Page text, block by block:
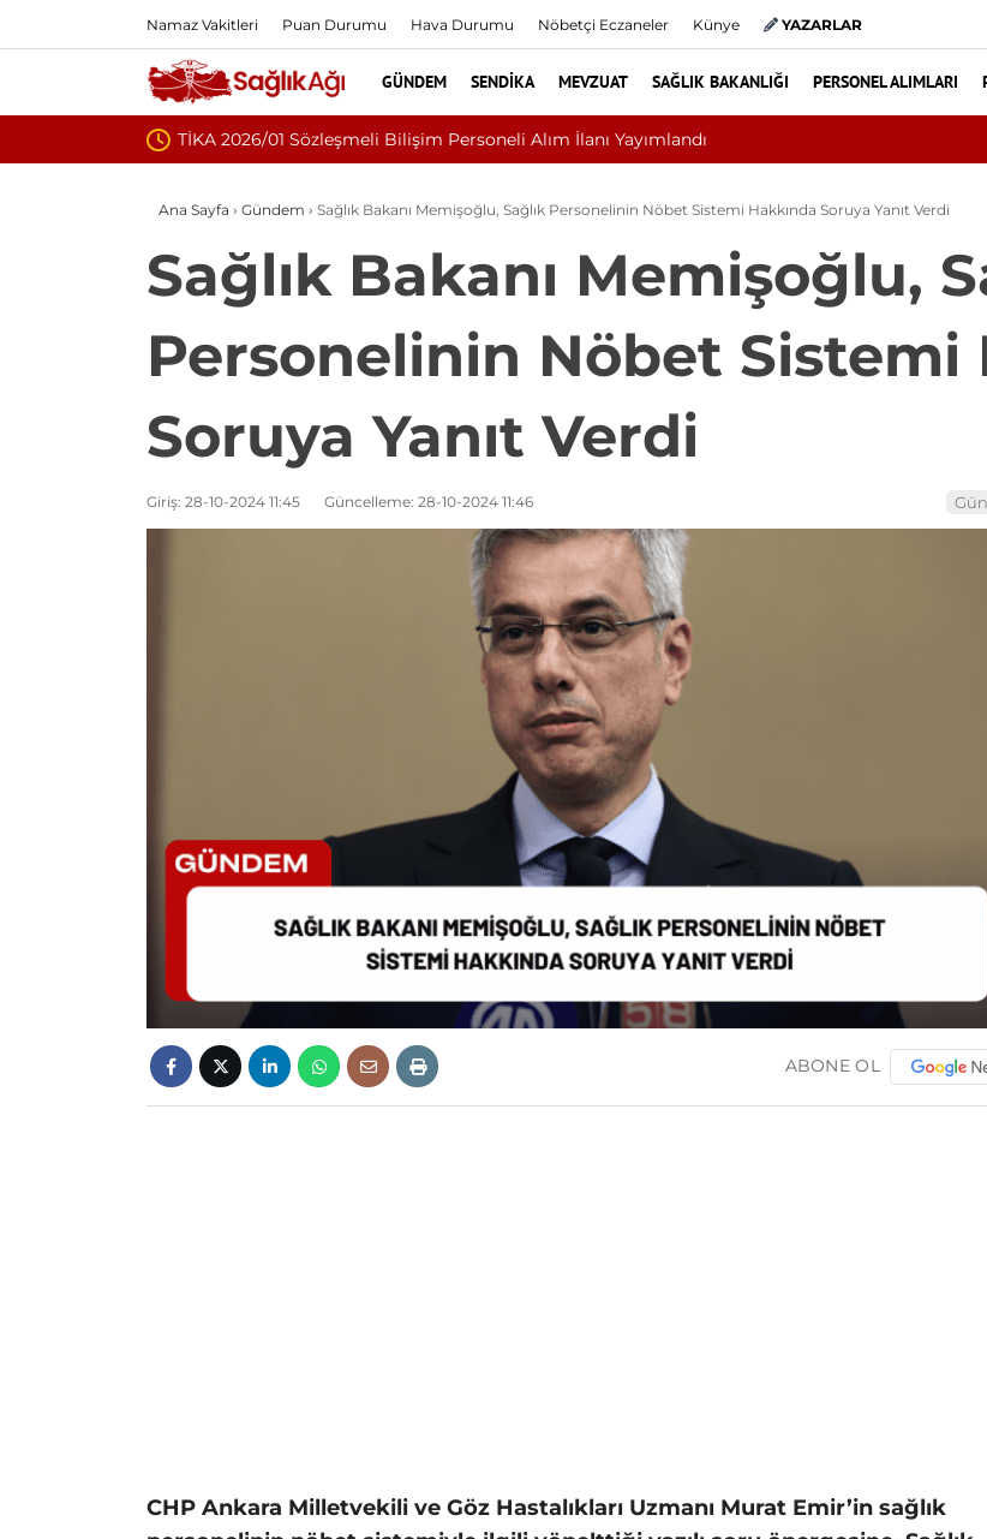
Namaz Vakitleri Puan Durumu Hava Durumu Nöbetçi Eczaneler Künye YAZARLAR
GÜNDEM SENDIKA MEVZUAT SAĞLIK BAKANLIĞI PERSONEL ALIMLARI
Nükleoplasti mi, Ameliyat mı? Bel ve Boyun Fıtığında Doğru Tedavi
Ana Sayfa › Gündem › Sağlık Bakanı Memişoğlu, Sağlık Personelinin Nöbet Sistemi Hakkında Soruya Yanıt Verdi
Sağlık Bakanı Memişoğlu,
Personelinin Nöbet Sistemi
Soruya Yanıt Verdi
Giriş: 28-10-2024 11:45 Güncelleme: 28-10-2024 11:46
ABONE OL
CHP Ankara Milletvekili ve Göz Hastalıkları Uzmanı Murat Emir’in sağlık